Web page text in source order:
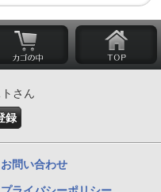
さん
録
お問い合わせ